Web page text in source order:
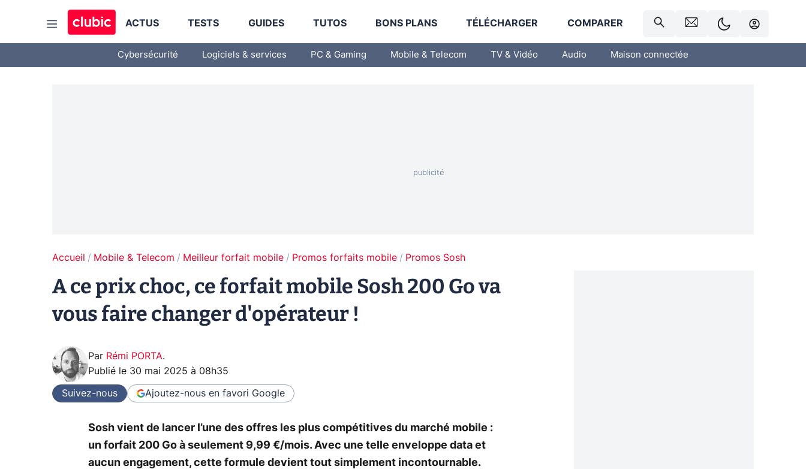
ACTUS TESTS GUIDES TUTOS BONS PLANS TÉLÉCHARGER COMPARER
Cybersécurité Logiciels & services PC & Gaming Mobile & Telecom TV & Vidéo Audio Maison connectée
Accueil Mobile & Telecom Meilleur forfait mobile Promos forfaits mobile Promos Sosh
A ce prix choc, ce forfait mobile Sosh 200 Go va
vous faire changer d'opérateur !
Par Rémi PORTA.
Publié le 30 mai 2025 à 08h35
Suivez-nous Ajoutez-nous en favori Google
Sosh vient de lancer l’une des offres les plus compétitives du marché mobile :
un forfait 200 Go à seulement 9,99 €/mois. Avec une telle enveloppe data et
aucun engagement, cette formule devient tout simplement incontournable.